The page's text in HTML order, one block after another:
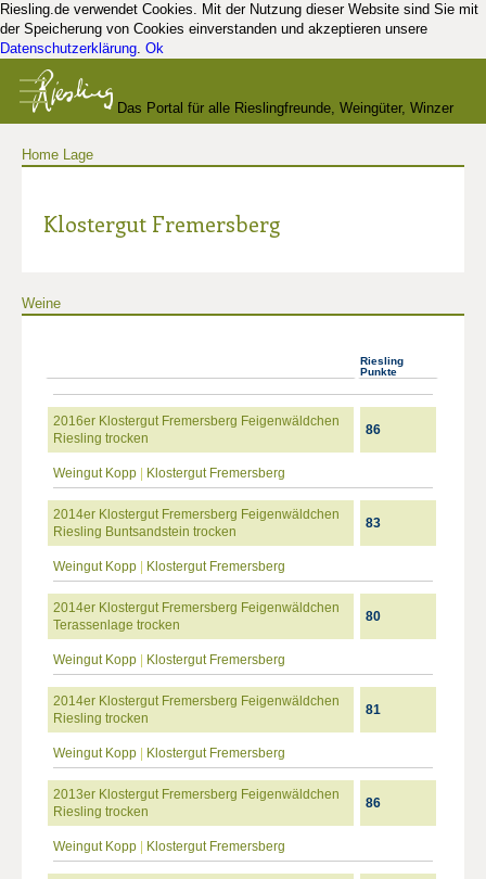
Riesling.de verwendet Cookies. Mit der Nutzung dieser Website sind Sie mit
der Speicherung von Cookies einverstanden und akzeptieren unsere
Datenschutzerklärung. Ok
Das Portal für alle Rieslingfreunde, Weingüter, Winzer
Home Lage
Klostergut Fremersberg
Weine
Riesling
Punkte
2016er Klostergut Fremersberg Feigenwäldchen
Riesling trocken
86
Weingut Kopp Klostergut Fremersberg
2014er Klostergut Fremersberg Feigenwäldchen
Riesling Buntsandstein trocken
83
Weingut Kopp Klostergut Fremersberg
2014er Klostergut Fremersberg Feigenwäldchen
Terassenlage trocken
80
Weingut Kopp Klostergut Fremersberg
2014er Klostergut Fremersberg Feigenwäldchen
Riesling trocken
81
Weingut Kopp Klostergut Fremersberg
2013er Klostergut Fremersberg Feigenwäldchen
Riesling trocken
86
Weingut Kopp Klostergut Fremersberg